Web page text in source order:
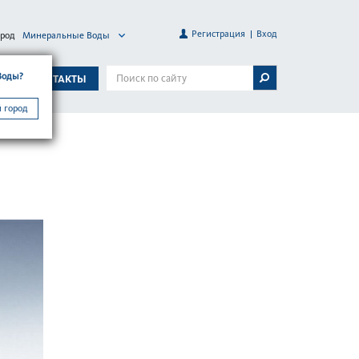
КОНТАКТЫ
город
Минеральные Воды Регистрация Вход